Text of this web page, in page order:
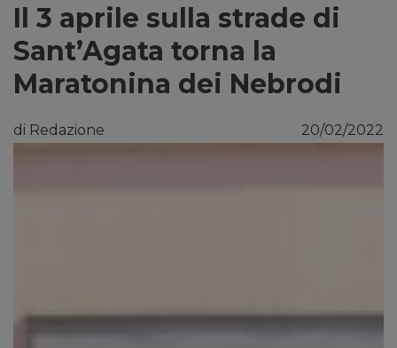
Il 3 aprile sulla strade di
Sant’Agata torna la
Maratonina dei Nebrodi
di Redazione 20/02/2022